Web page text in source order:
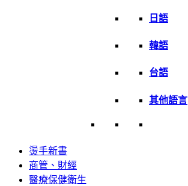
日語
韓語
台語
其他語言
燙手新書
商管、財經
醫療保健衛生